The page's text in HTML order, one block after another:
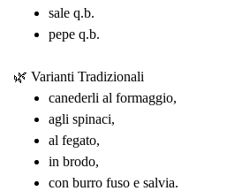
sale q.b.
pepe q.b.
🌿 Varianti Tradizionali
canederli al formaggio,
agli spinaci,
al fegato,
in brodo,
con burro fuso e salvia.